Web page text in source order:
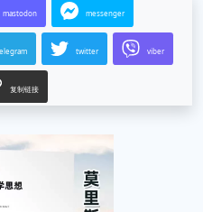
mastodon messenger
twitter viber
复制链接